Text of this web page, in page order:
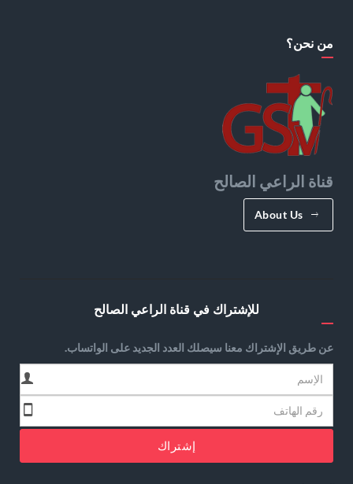
من نحن؟
قناة الراعي الصالح
About Us
للإشتراك في قناة الراعي الصالح
عن طريق الإشتراك معنا سيصلك العدد الجديد على الواتساب.
إشتراك